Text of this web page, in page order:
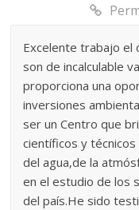
Excelente trabajo el
son de incalculable
proporciona una
inversiones
ser un Centro que
científicos y
del agua,de la
en el estudio de los
del país.He sido